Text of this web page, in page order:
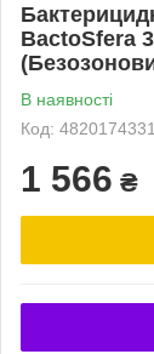
BactoSfera
В наявності
Код:
1 566 ₴